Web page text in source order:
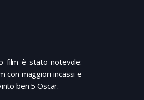
film è stato notevole:
con maggiori incassi e
ben 5 Oscar.